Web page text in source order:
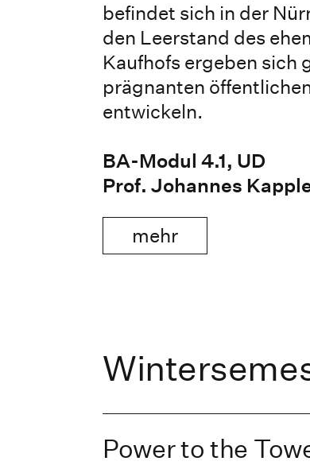
befindet sich in der
den Leerstand des
Kaufhofs ergeben sich
prägnanten
entwickeln.
BA-Modul 4.1, UD
Prof. Johannes
mehr
Power to the